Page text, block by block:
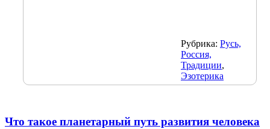
Рубрика: Русь,
Россия,
Традиции,
Эзотерика
Что такое планетарный путь развития человека